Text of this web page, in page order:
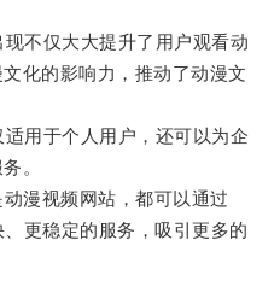
仅大大提升了用户观看动
化的影响力，推动了动漫文
于个人用户，还可以为企
。
漫视频网站，都可以通过
更稳定的服务，吸引更多的